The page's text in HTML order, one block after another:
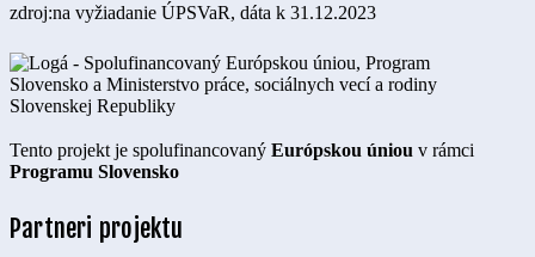
zdroj:na vyžiadanie ÚPSVaR, dáta k 31.12.2023
Tento projekt je spolufinancovaný Európskou úniou v rámci
Programu Slovensko
Partneri projektu